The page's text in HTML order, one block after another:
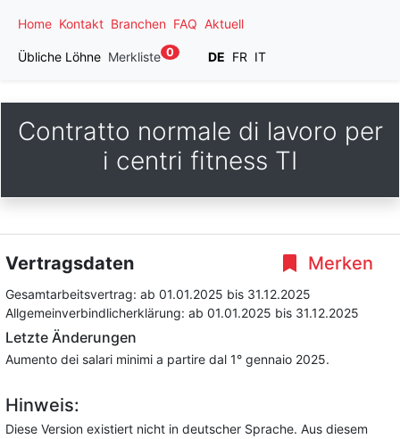
Home Kontakt Branchen FAQ Aktuell
Übliche Löhne Merkliste 0 DE FR IT
Contratto normale di lavoro per
i centri fitness TI
Merken
Vertragsdaten
Gesamtarbeitsvertrag: ab 01.01.2025 bis 31.12.2025
Allgemeinverbindlicherklärung: ab 01.01.2025 bis 31.12.2025
Letzte Änderungen
Aumento dei salari minimi a partire dal 1° gennaio 2025.
Hinweis:
Diese Version existiert nicht in deutscher Sprache. Aus diesem